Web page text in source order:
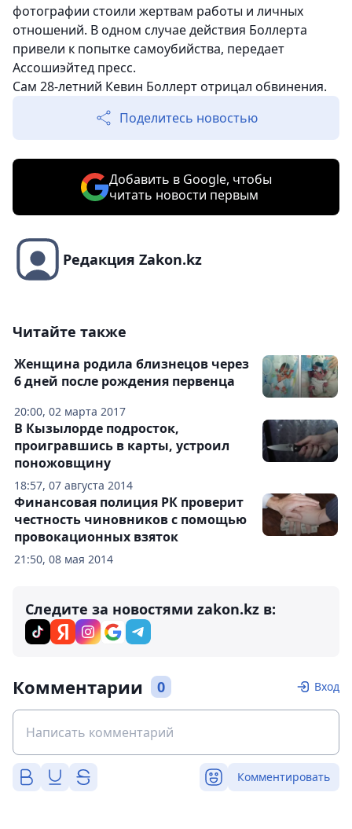
фотографии стоили жертвам работы и личных
отношений. В одном случае действия Боллерта
привели к попытке самоубийства, передает
Ассошиэйтед пресс.
Сам 28-летний Кевин Боллерт отрицал обвинения.
Поделитесь новостью
Добавить в Google, чтобы
читать новости первым
Редакция Zakon.kz
Читайте также
20:00, 02 марта 2017
Женщина родила близнецов через
6 дней после рождения первенца
18:57, 07 августа 2014
В Кызылорде подросток,
проигравшись в карты, устроил
поножовщину
21:50, 08 мая 2014
Финансовая полиция РК проверит
честность чиновников с помощью
провокационных взяток
Следите за новостями zakon.kz в:
Комментарии 0 Вход
Комментировать